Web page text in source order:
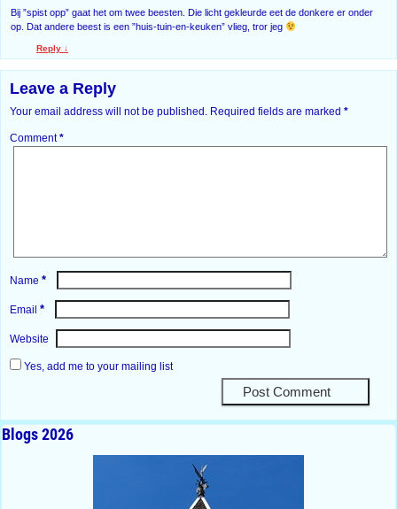
Bij ”spist opp” gaat het om twee beesten. Die licht gekleurde eet de donkere er onder
op. Dat andere beest is een ”huis-tuin-en-keuken” vlieg, tror jeg
Reply ↓
Leave a Reply
Your email address will not be published. Required fields are marked *
Comment*
Name *
Email *
Website
Yes, add me to your mailing list
Blogs 2026